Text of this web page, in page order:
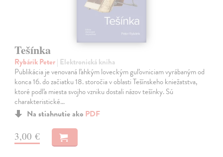
Tešínka
Rybárik Peter| Elektronická kniha
Publikácia je venovaná ľahkým loveckým guľovniciam vyrábaným od
konca 16. do začiatku 18. storočia v oblasti Tešínskeho kniežatstva,
ktoré podľa miesta svojho vzniku dostali názov tešínky. Sú
charakteristické…
Na stiahnutie ako PDF
3,00 €